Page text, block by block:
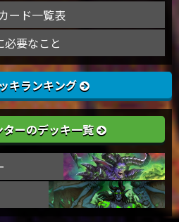
ード一覧表
必要なこと
キランキング
ーのデッキ一覧